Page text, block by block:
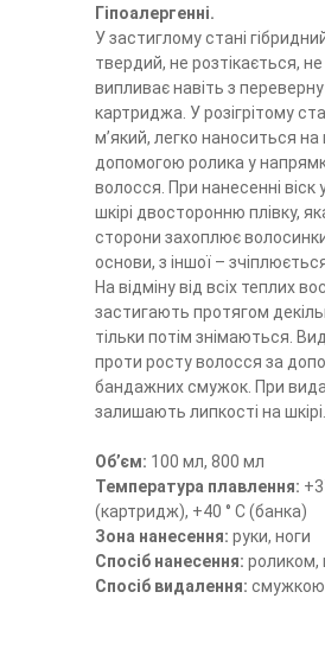
Гіпоалергенні.
У застиглому стані
твердий, не розтікається,
випливає навіть з
картриджа. У розігрітому
м’який, легко наноситься на
допомогою ролика у
волосся. При нанесенні віск
шкірі двосторонню плівку,
сторони захоплює
основи, з іншої –
На відміну від всіх теплих
застигають протягом
тільки потім знімаються.
проти росту волосся за
бандажних смужок. При
залишають липкості на шкірі.
Об’єм: 100 мл, 800 мл
Температура плавлення:
(картридж), +40 ° C (банка)
Зона нанесення: руки, ноги
Спосіб нанесення: роликом,
Спосіб видалення: смужкою